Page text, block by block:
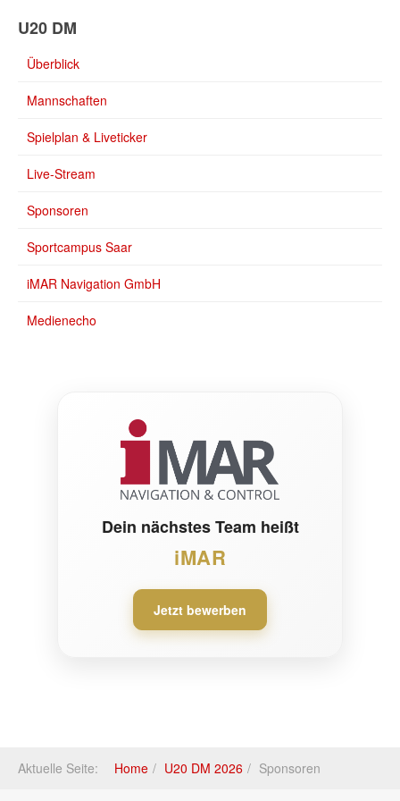
U20 DM
Überblick
Mannschaften
Spielplan & Liveticker
Live-Stream
Sponsoren
Sportcampus Saar
iMAR Navigation GmbH
Medienecho
Dein nächstes Team heißt
iMAR
Jetzt bewerben
Aktuelle Seite: Home U20 DM 2026 Sponsoren